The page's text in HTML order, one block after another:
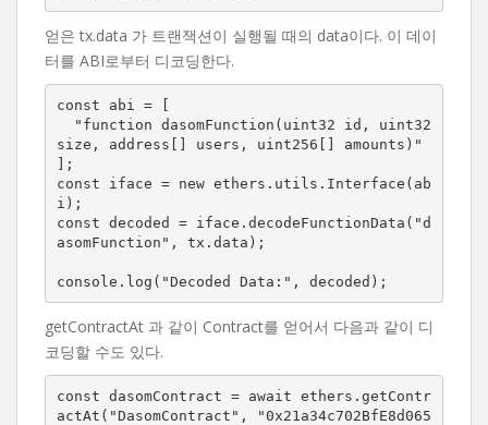
얻은 tx.data 가 트랜잭션이 실행될 때의 data이다. 이 데이
터를 ABI로부터 디코딩한다.
const abi = [
size, address[] users, uint256[] amounts)"
];
const iface = new ethers.utils.Interface(ab
i);
const decoded = iface.decodeFunctionData("d
asomFunction", tx.data);
console.log("Decoded Data:", decoded);
getContractAt 과 같이 Contract를 얻어서 다음과 같이 디
코딩할 수도 있다.
const dasomContract = await ethers.getContr
actAt("DasomContract", "0x21a34c702BfE8d065